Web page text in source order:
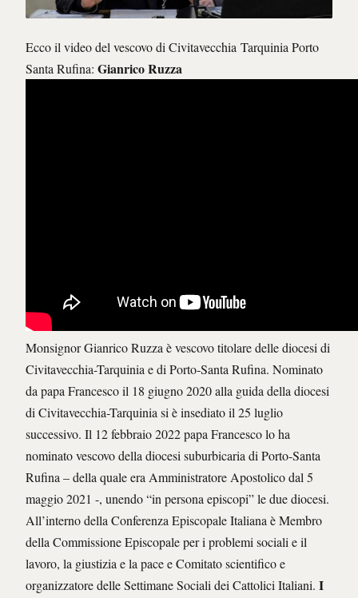
Ecco il video del vescovo di Civitavecchia Tarquinia Porto
Santa Rufina: Gianrico Ruzza
Monsignor Gianrico Ruzza è vescovo titolare delle diocesi di
Civitavecchia-Tarquinia e di Porto-Santa Rufina. Nominato
da papa Francesco il 18 giugno 2020 alla guida della diocesi
di Civitavecchia-Tarquinia si è insediato il 25 luglio
successivo. Il 12 febbraio 2022 papa Francesco lo ha
nominato vescovo della diocesi suburbicaria di Porto-Santa
Rufina – della quale era Amministratore Apostolico dal 5
maggio 2021 -, unendo “in persona episcopi” le due diocesi.
All’interno della Conferenza Episcopale Italiana è Membro
della Commissione Episcopale per i problemi sociali e il
lavoro, la giustizia e la pace e Comitato scientifico e
organizzatore delle Settimane Sociali dei Cattolici Italiani. I